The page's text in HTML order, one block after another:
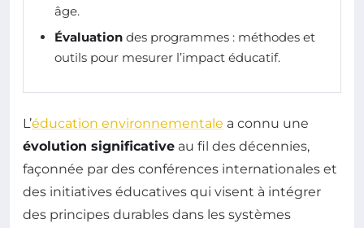
âge.
Évaluation des programmes : méthodes et
outils pour mesurer l’impact éducatif.
L’éducation environnementale a connu une
évolution significative au fil des décennies,
façonnée par des conférences internationales et
des initiatives éducatives qui visent à intégrer
des principes durables dans les systèmes